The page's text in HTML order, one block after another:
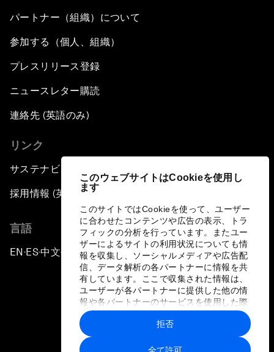
このウェブサイトはCookieを使用し
ます
このサイトではCookieを使って、ユーザー
に合わせたコンテンツや広告の表示、トラ
フィックの分析を行っています。またユー
ザーによるサイトの利用状況についても情
報を収集し、ソーシャルメディアや広告配
信、データ解析の各パートナーに情報を共
有しています。ここで収集された情報は、
ユーザーが各パートナーに提供した他の情
報や各パートナーのサービスを使用した際
に収集された情報と組み合わされ、各パー
トナーによって使用されることがありま
す。
全て許可
拒否
パートナー（組織）について
参加する（個人、組織）
プレスリリース登録
ニュースレター購読
連絡先 (英語のみ)
リンク
サステナビリティへの取り組み
採用情報 (英語のみ)
言語
EN ▪ES▪中文▪ 日本語
プライバシーポリシーと利用規約